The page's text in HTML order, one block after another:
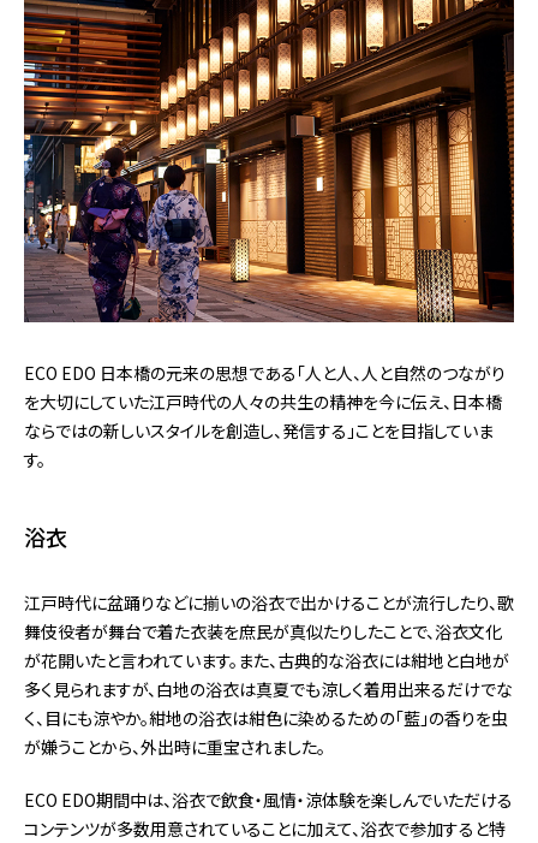
ECO EDO 日本橋の元来の思想である「人と人、人と自然のつながり
を大切にしていた江戸時代の人々の共生の精神を今に伝え、日本橋
ならではの新しいスタイルを創造し、発信する」ことを目指していま
す。
浴衣
江戸時代に盆踊りなどに揃いの浴衣で出かけることが流行したり、歌
舞伎役者が舞台で着た衣装を庶民が真似たりしたことで、浴衣文化
が花開いたと言われています。また、古典的な浴衣には紺地と白地が
多く見られますが、白地の浴衣は真夏でも涼しく着用出来るだけでな
く、目にも涼やか。紺地の浴衣は紺色に染めるための「藍」の香りを虫
が嫌うことから、外出時に重宝されました。
ECO EDO期間中は、浴衣で飲食・風情・涼体験を楽しんでいただける
コンテンツが多数用意されていることに加えて、浴衣で参加すると特